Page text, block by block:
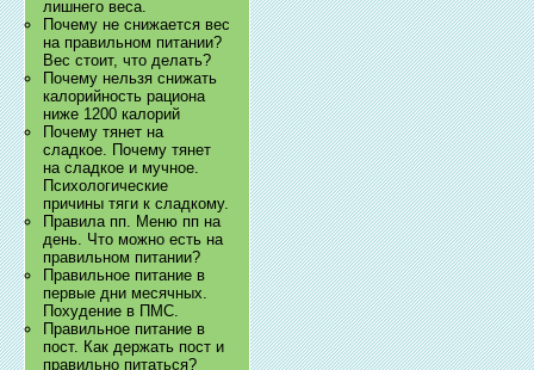
лишнего веса.
Почему не снижается вес
на правильном питании?
Вес стоит, что делать?
Почему нельзя снижать
калорийность рациона
ниже 1200 калорий
Почему тянет на
сладкое. Почему тянет
на сладкое и мучное.
Психологические
причины тяги к сладкому.
Правила пп. Меню пп на
день. Что можно есть на
правильном питании?
Правильное питание в
первые дни месячных.
Похудение в ПМС.
Правильное питание в
пост. Как держать пост и
правильно питаться?